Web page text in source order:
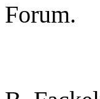
Forum.